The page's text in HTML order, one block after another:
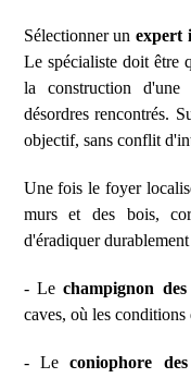
Sélectionner un expert
Le spécialiste doit être
la construction d'une
désordres rencontrés.
objectif, sans conflit
Une fois le foyer
murs et des bois,
d'éradiquer
- Lechampignon des
caves, où les conditions
- Leconiophore